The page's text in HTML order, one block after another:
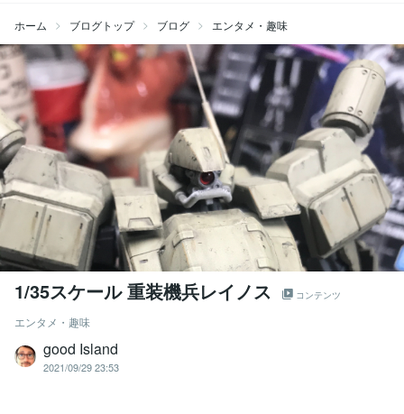
ホーム ブログトップ ブログ エンタメ・趣味
1/35スケール 重装機兵レイノス コンテンツ
エンタメ・趣味
good Island
2021/09/29 23:53